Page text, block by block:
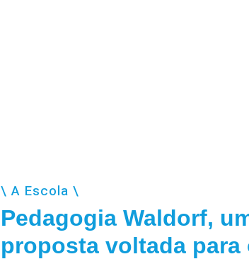
\ A Escola \
Pedagogia Waldorf,
proposta voltada para